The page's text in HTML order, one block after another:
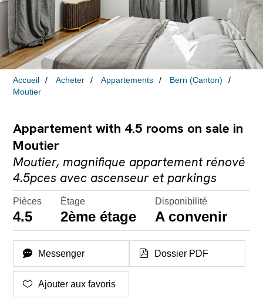
Accueil Acheter Appartements
Bern (Canton)
Moutier
Appartement with 4.5 rooms on sale in
Moutier
Moutier, magnifique appartement rénové
4.5pces avec ascenseur et parkings
Pièces
4.5
Étage
2ème étage
Disponibilité
A convenir
Messenger Dossier PDF
Ajouter aux favoris